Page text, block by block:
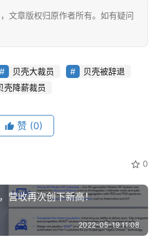
文章版权归原作者所有。如有疑问
贝壳大裁员
贝壳被辞退
壳降薪裁员
赞 (0)
0
营收再次创下新高！
2022-05-19 11:08